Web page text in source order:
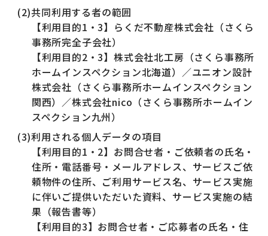
(2)共同利用する者の範囲
【利用目的1・3】らくだ不動産株式会社（さくら
事務所完全子会社）
【利用目的2・3】株式会社北工房（さくら事務所
ホームインスペクション北海道）／ユニオン設計
株式会社（さくら事務所ホームインスペクション
関西）／株式会社nico（さくら事務所ホームイン
スペクション九州）
(3)利用される個人データの項目
【利用目的1・2】お問合せ者・ご依頼者の氏名・
住所・電話番号・メールアドレス、サービスご依
頼物件の住所、ご利用サービス名、サービス実施
に伴いご提供いただいた資料、サービス実施の結
果（報告書等）
【利用目的3】お問合せ者・ご応募者の氏名・住